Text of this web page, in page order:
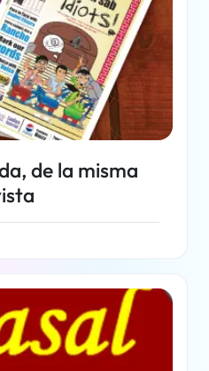
de la misma